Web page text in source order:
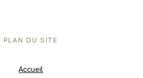
PLAN DU SITE
Accueil